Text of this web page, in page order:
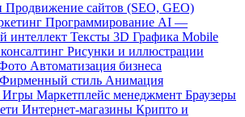
Продвижение сайтов (SEO, GEO)
Программирование AI —
интеллект Тексты 3D Графика Mobile
Рисунки и иллюстрации
Автоматизация бизнеса
Фирменный стиль Анимация
Игры Маркетплейс менеджмент Браузеры
Интернет-магазины Крипто и